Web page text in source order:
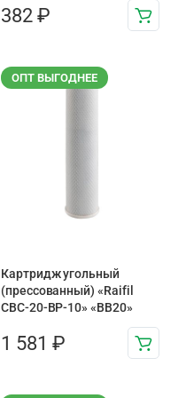
382 ₽
ОПТ ВЫГОДНЕЕ
Картридж угольный
(прессованный) «Raifil
CBC-20-BP-10» «BB20»
1 581 ₽